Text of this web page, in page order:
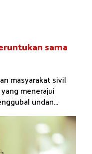
sama
masyarakat sivil
menerajui
undan...